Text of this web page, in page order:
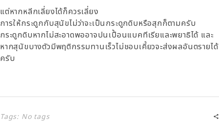
แต่หากหลีกเลี่ยงได้ก็ควรเลี่ยง
การให้กระดูกกับสุนัขไม่ว่าจะเป็นกระดูกดิบหรือสุกก็ตามครับ
กระดูกดิบหากไม่สะอาดพออาจปนเปื้อนแบคทีเรียและพยาธิได้ และ
หากสุนัขบางตัวมีพฤติกรรมทานเร็วไม่ชอบเคี้ยวจะส่งผลอันตรายได้
ครับ
Tags: No tags